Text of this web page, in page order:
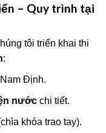
– Quy trình tại
tôi triển khai thi
:
Định.
nướcchi tiết.
khóa trao tay).